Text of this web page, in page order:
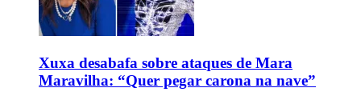
Xuxa desabafa sobre ataques de Mara
Maravilha: “Quer pegar carona na nave”